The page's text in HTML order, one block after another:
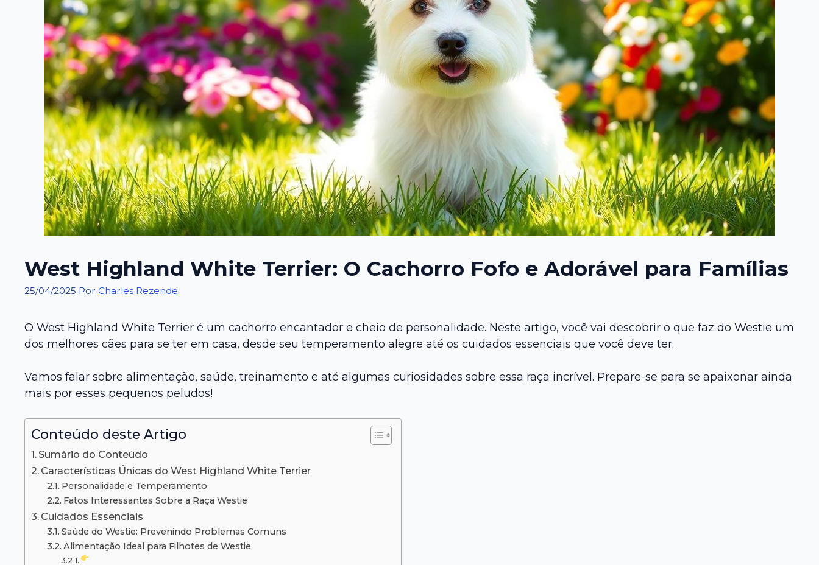
West Highland White Terrier: O Cachorro Fofo e Adorável para Famílias
25/04/2025 Por Charles Rezende
O West Highland White Terrier é um cachorro encantador e cheio de personalidade. Neste artigo, você vai descobrir o que faz do Westie um
dos melhores cães para se ter em casa, desde seu temperamento alegre até os cuidados essenciais que você deve ter.
Vamos falar sobre alimentação, saúde, treinamento e até algumas curiosidades sobre essa raça incrível. Prepare-se para se apaixonar ainda
mais por esses pequenos peludos!
Conteúdo deste Artigo
Sumário do Conteúdo
Características Únicas do West Highland White Terrier
Personalidade e Temperamento
Fatos Interessantes Sobre a Raça Westie
Cuidados Essenciais
Saúde do Westie: Prevenindo Problemas Comuns
Alimentação Ideal para Filhotes de Westie